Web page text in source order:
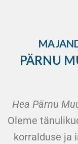
PÄRNU
Hea Pärnu
Oleme
korralduse ja